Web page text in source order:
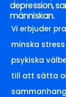
depression,
människan.
Vi erbjuder
minska
psykiska
till att sätta